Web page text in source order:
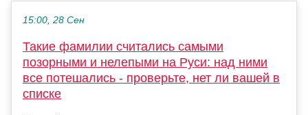
15:00, 28 Сен
Такие фамилии считались самыми
позорными и нелепыми на Руси: над ними
все потешались - проверьте, нет ли вашей в
списке